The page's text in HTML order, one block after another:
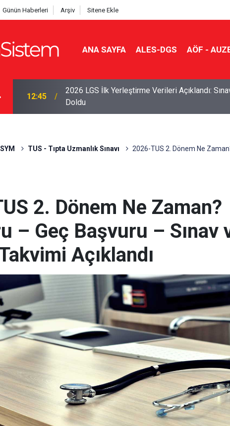
Günün Haberleri Arşiv Sitene Ekle
ANA SAYFA ALES-DGS AÖF -
12:45
2026 LGS İlk Yerleştirme Verileri Açıklandı:
Doldu
TUS - Tıpta Uzmanlık Sınavı 2026-TUS 2. Dönem Ne
2. Dönem Ne Zaman?
– Geç Başvuru – Sınav
Açıklandı